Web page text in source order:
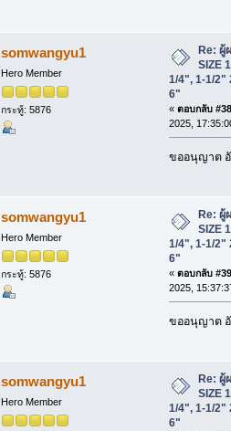
somwangyu1
Hero Member
กระทู้: 5876
Re: ผู้
SIZE
1/4", 1-1/2"
6"
« ตอบกลับ
2025,
ขออนุญาต
somwangyu1
Hero Member
กระทู้: 5876
Re: ผู้
SIZE
1/4", 1-1/2"
6"
« ตอบกลับ
2025,
ขออนุญาต
somwangyu1
Hero Member
Re: ผู้
SIZE
1/4", 1-1/2"
6"